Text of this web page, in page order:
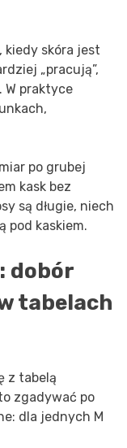
kiedy skóra jest
„pracują”,
W praktyce
po grubej
kask bez
są długie, niech
pod kaskiem.
dobór
tabelach
z tabelą
zgadywać po
dla jednych M